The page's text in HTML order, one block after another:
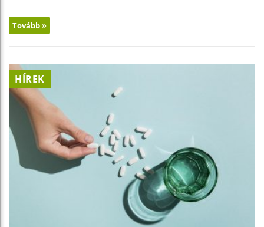
Tovább »
HÍREK